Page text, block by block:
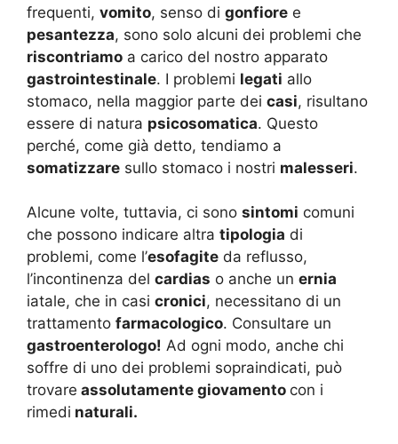
frequenti, vomito, senso di gonfiore e
pesantezza, sono solo alcuni dei problemi che
riscontriamo a carico del nostro apparato
gastrointestinale. I problemi legati allo
stomaco, nella maggior parte dei casi, risultano
essere di natura psicosomatica. Questo
perché, come già detto, tendiamo a
somatizzare sullo stomaco i nostri malesseri.
Alcune volte, tuttavia, ci sono sintomi comuni
che possono indicare altra tipologia di
problemi, come l’esofagite da reflusso,
l’incontinenza del cardias o anche un ernia
iatale, che in casi cronici, necessitano di un
trattamento farmacologico. Consultare un
gastroenterologo! Ad ogni modo, anche chi
soffre di uno dei problemi sopraindicati, può
trovare assolutamente giovamento con i
rimedi naturali.